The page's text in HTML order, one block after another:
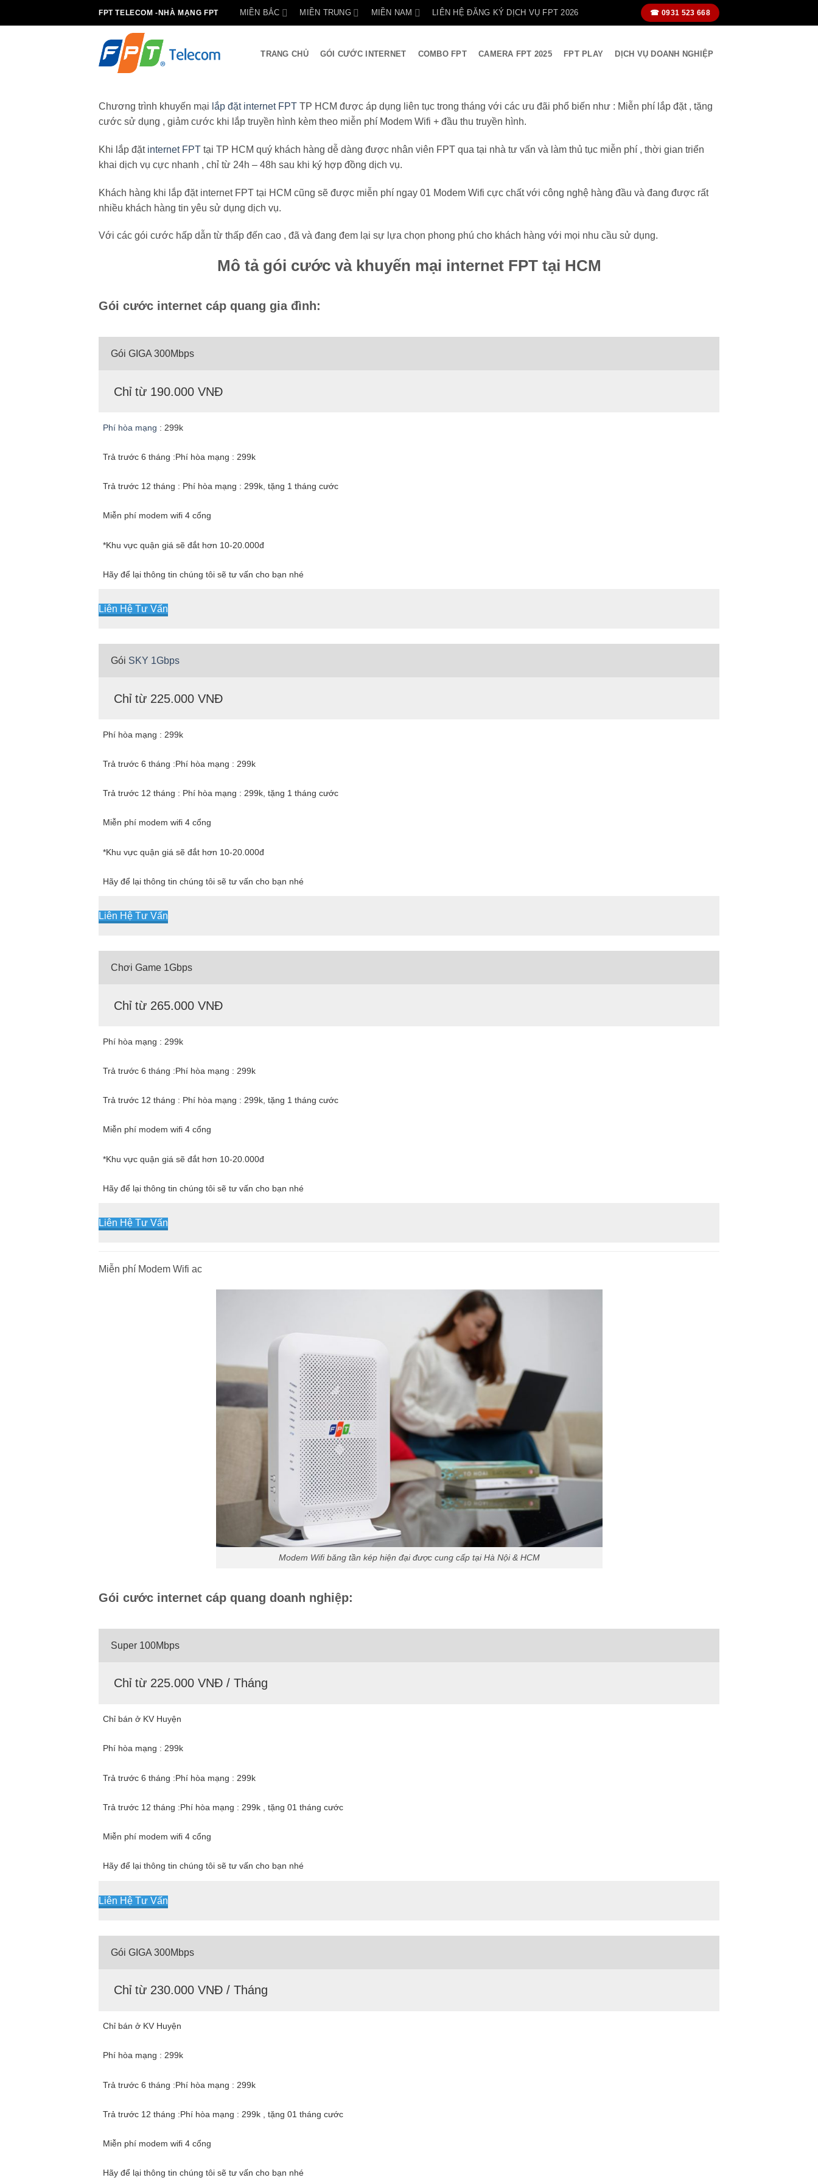
FPT TELECOM -NHÀ MẠNG FPT MIỀN BẮC MIỀN TRUNG MIỀN NAM LIÊN HỆ ĐĂNG KÝ DỊCH VỤ FPT 2026 ☎ 0931 523 668
TRANG CHỦ GÓI CƯỚC INTERNET COMBO FPT CAMERA FPT 2025 FPT PLAY DỊCH VỤ DOANH NGHIỆP
Chương trình khuyến mại lắp đặt internet FPT TP HCM được áp dụng liên tục trong tháng với các ưu đãi phổ biến như : Miễn phí lắp đặt , tặng
cước sử dụng , giảm cước khi lắp truyền hình kèm theo miễn phí Modem Wifi + đầu thu truyền hình.
Khi lắp đặt internet FPT tại TP HCM quý khách hàng dễ dàng được nhân viên FPT qua tại nhà tư vấn và làm thủ tục miễn phí , thời gian triển
khai dịch vụ cực nhanh , chỉ từ 24h – 48h sau khi ký hợp đồng dịch vụ.
Khách hàng khi lắp đặt internet FPT tại HCM cũng sẽ được miễn phí ngay 01 Modem Wifi cực chất với công nghệ hàng đầu và đang được rất
nhiều khách hàng tin yêu sử dụng dịch vụ.
Với các gói cước hấp dẫn từ thấp đến cao , đã và đang đem lại sự lựa chọn phong phú cho khách hàng với mọi nhu cầu sử dụng.
Mô tả gói cước và khuyến mại internet FPT tại HCM
Gói cước internet cáp quang gia đình:
Gói GIGA 300Mbps
Chỉ từ 190.000 VNĐ
Phí hòa mạng : 299k
Trả trước 6 tháng :Phí hòa mạng : 299k
Trả trước 12 tháng : Phí hòa mạng : 299k, tặng 1 tháng cước
Miễn phí modem wifi 4 cổng
*Khu vực quận giá sẽ đắt hơn 10-20.000đ
Hãy để lại thông tin chúng tôi sẽ tư vấn cho bạn nhé
Liên Hệ Tư Vấn
Gói SKY 1Gbps
Chỉ từ 225.000 VNĐ
Phí hòa mạng : 299k
Trả trước 6 tháng :Phí hòa mạng : 299k
Trả trước 12 tháng : Phí hòa mạng : 299k, tặng 1 tháng cước
Miễn phí modem wifi 4 cổng
*Khu vực quận giá sẽ đắt hơn 10-20.000đ
Hãy để lại thông tin chúng tôi sẽ tư vấn cho bạn nhé
Liên Hệ Tư Vấn
Chơi Game 1Gbps
Chỉ từ 265.000 VNĐ
Phí hòa mạng : 299k
Trả trước 6 tháng :Phí hòa mạng : 299k
Trả trước 12 tháng : Phí hòa mạng : 299k, tặng 1 tháng cước
Miễn phí modem wifi 4 cổng
*Khu vực quận giá sẽ đắt hơn 10-20.000đ
Hãy để lại thông tin chúng tôi sẽ tư vấn cho bạn nhé
Liên Hệ Tư Vấn
Miễn phí Modem Wifi ac
Modem Wifi băng tần kép hiện đại được cung cấp tại Hà Nội & HCM
Gói cước internet cáp quang doanh nghiệp:
Super 100Mbps
Chỉ từ 225.000 VNĐ / Tháng
Chỉ bán ở KV Huyện
Phí hòa mạng : 299k
Trả trước 6 tháng :Phí hòa mạng : 299k
Trả trước 12 tháng :Phí hòa mạng : 299k , tặng 01 tháng cước
Miễn phí modem wifi 4 cổng
Hãy để lại thông tin chúng tôi sẽ tư vấn cho bạn nhé
Liên Hệ Tư Vấn
Gói GIGA 300Mbps
Chỉ từ 230.000 VNĐ / Tháng
Chỉ bán ở KV Huyện
Phí hòa mạng : 299k
Trả trước 6 tháng :Phí hòa mạng : 299k
Trả trước 12 tháng :Phí hòa mạng : 299k , tặng 01 tháng cước
Miễn phí modem wifi 4 cổng
Hãy để lại thông tin chúng tôi sẽ tư vấn cho bạn nhé